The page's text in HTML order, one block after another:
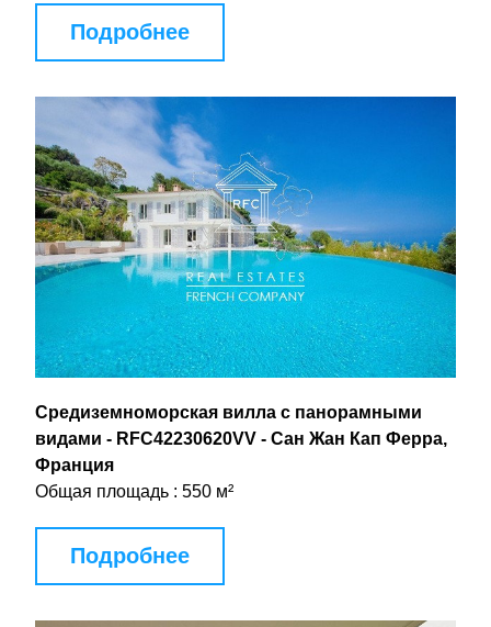
Подробнее
Средиземноморская вилла с панорамными
видами - RFC42230620VV - Сан Жан Кап Ферра,
Франция
Общая площадь : 550 м²
Подробнее